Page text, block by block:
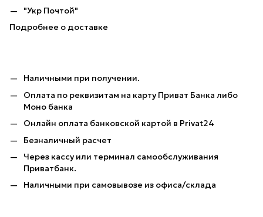
"Укр Почтой"
Подробнее о доставке
Наличными при получении.
Оплата по реквизитам на карту Приват Банка либо
Моно банка
Онлайн оплата банковской картой в Privat24
Безналичный расчет
Через кассу или терминал самообслуживания
Приватбанк.
Наличными при самовывозе из офиса/склада